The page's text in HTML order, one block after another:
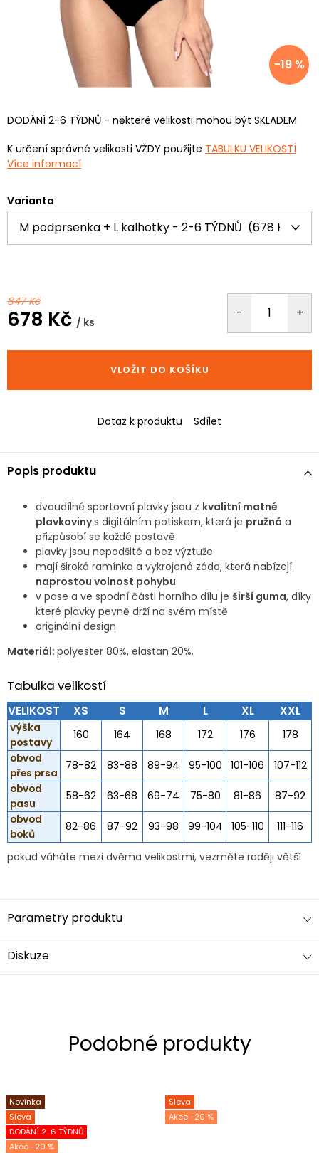
-19 %
DODÁNÍ 2-6 TÝDNŮ - některé velikosti mohou být SKLADEM
K určení správné velikosti VŽDY použijte TABULKU VELIKOSTÍ
Více informací
Varianta
847 Kč
678 Kč / ks
cena:
VLOŽIT DO KOŠÍKU
Dotaz k produktu Sdílet
Popis produktu
dvoudílné sportovní plavky jsou z kvalitní matné
plavkovinys digitálním potiskem, která je pružná a
přizpůsobí se každé postavě
plavky jsou nepodšité a bez výztuže
mají široká ramínka a vykrojená záda, která nabízejí
naprostou volnost pohybu
v pase a ve spodní části horního dílu je širší guma, díky
které plavky pevně drží na svém místě
originální design
Materiál: polyester 80%, elastan 20%.
Tabulka velikostí
VELIKOST XS S M L XL XXL
výška
postavy
160 164 168 172 176
178
obvod
přes prsa
78-82 83-88 89-94 95-100 101-106
107-112
obvod
pasu
58-62 63-68 69-74 75-80 81-86
87-92
obvod
boků
82-86 87-92 93-98 99-104 105-110 111-116
pokud váháte mezi dvěma velikostmi, vezměte raději větší
Parametry produktu
Diskuze
Novinka
Sleva
DODÁNÍ 2-6 TÝDNŮ
-20 %
Sleva
-20 %